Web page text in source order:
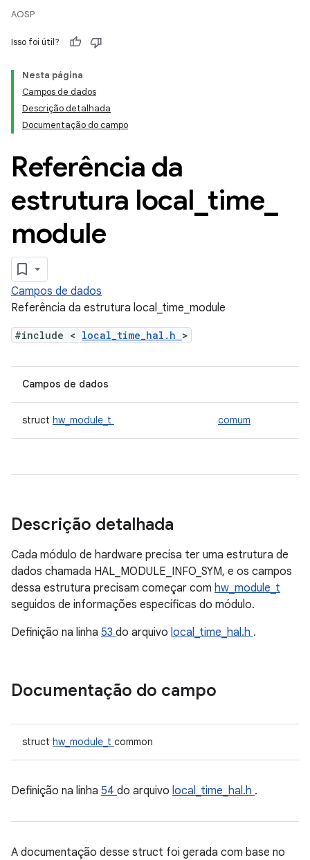
AOSP
Isso foi útil?
Nesta página
Campos de dados
Descrição detalhada
Documentação do campo
Referência da
estrutura local time
module
Campos de dados
Referência da estrutura local_time_module
#include < local_time_hal.h >
Campos de dados
struct hw_module_t comum
Descrição detalhada
Cada módulo de hardware precisa ter uma estrutura de
dados chamada HAL_MODULE_INFO_SYM, e os campos
dessa estrutura precisam começar com hw_module_t
seguidos de informações específicas do módulo.
Definição na linha 53 do arquivo local_time_hal.h .
Documentação do campo
struct hw_module_t common
Definição na linha 54 do arquivo local_time_hal.h .
A documentação desse struct foi gerada com base no